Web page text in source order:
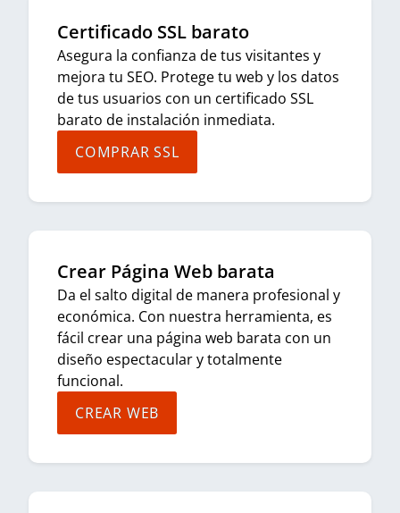
Certificado SSL barato
Asegura la confianza de tus visitantes y
mejora tu SEO. Protege tu web y los datos
de tus usuarios con un certificado SSL
barato de instalación inmediata.
COMPRAR SSL
Crear Página Web barata
Da el salto digital de manera profesional y
económica. Con nuestra herramienta, es
fácil crear una página web barata con un
diseño espectacular y totalmente
funcional.
CREAR WEB